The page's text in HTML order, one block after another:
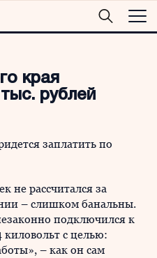
края
рублей
заплатить по
не рассчитался за
– слишком банальны.
подключился к
с целью:
– как он сам